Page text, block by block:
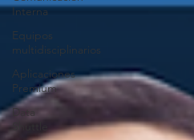
Interna
Equipos
multidisciplinarios
Aplicaciones
Premium
Data